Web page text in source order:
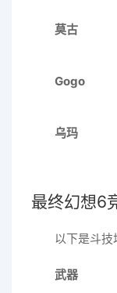
莫古
Gogo
乌玛
最终幻想6
以下是斗技
武器